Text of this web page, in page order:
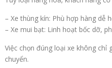
– Xe thùng kín: Phù hợp hàng dễ
– Xe mui bạt: Linh hoạt bốc dỡ,
Việc chọn đúng loại xe không
chuyển.